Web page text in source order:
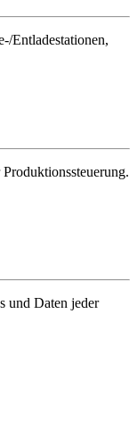
Entladestationen,
und Daten jeder